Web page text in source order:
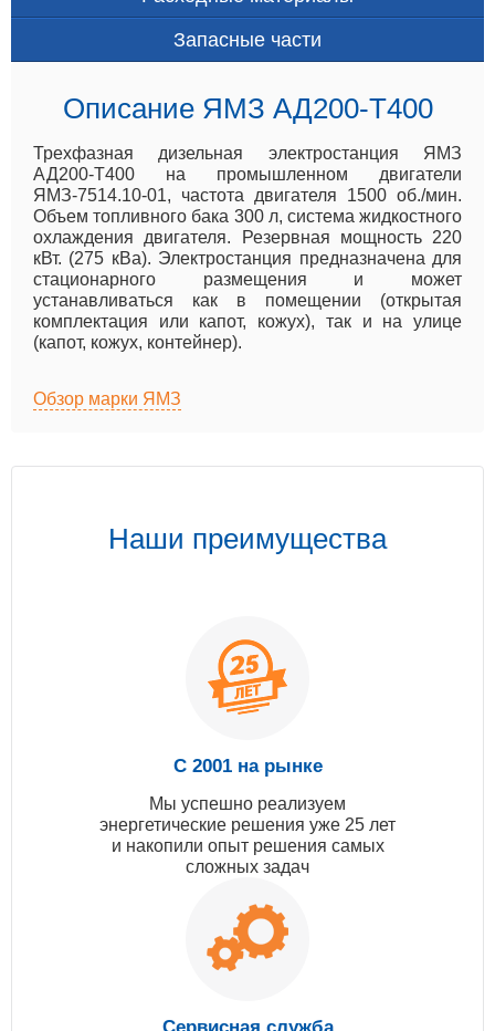
Запасные части
Описание ЯМЗ АД200-T400
Трехфазная дизельная электростанция ЯМЗ
АД200-Т400 на промышленном двигатели
ЯМЗ-7514.10-01, частота двигателя 1500 об./мин.
Объем топливного бака 300 л, система жидкостного
охлаждения двигателя. Резервная мощность 220
кВт. (275 кВа). Электростанция предназначена для
стационарного размещения и может
устанавливаться как в помещении (открытая
комплектация или капот, кожух), так и на улице
(капот, кожух, контейнер).
Обзор марки ЯМЗ
Наши преимущества
С 2001 на рынке
Мы успешно реализуем
энергетические решения уже 25 лет
и накопили опыт решения самых
сложных задач